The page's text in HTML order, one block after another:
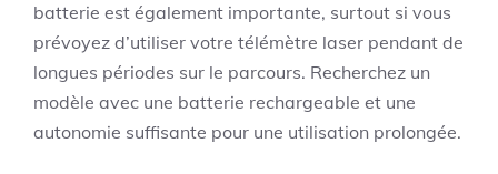
batterie est également importante, surtout si vous
prévoyez d’utiliser votre télémètre laser pendant de
longues périodes sur le parcours. Recherchez un
modèle avec une batterie rechargeable et une
autonomie suffisante pour une utilisation prolongée.